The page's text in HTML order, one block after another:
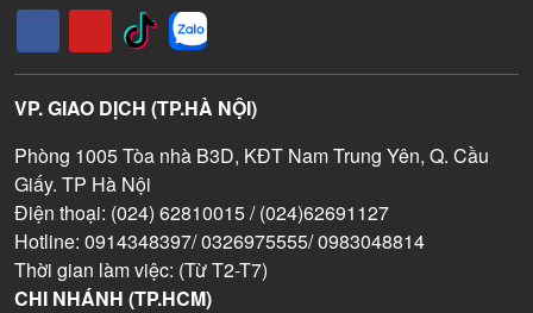
VP. GIAO DỊCH (TP.HÀ NỘI)
Phòng 1005 Tòa nhà B3D, KĐT Nam Trung Yên, Q. Cầu
Giấy. TP Hà Nội
Điện thoại: (024) 62810015 / (024)62691127
Hotline: 0914348397/ 0326975555/ 0983048814
Thời gian làm việc: (Từ T2-T7)
CHI NHÁNH (TP.HCM)